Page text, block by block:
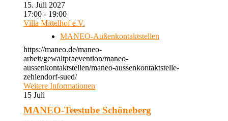
15. Juli 2027
17:00 - 19:00
Villa Mittelhof e.V.
MANEO-Außenkontaktstellen
https://maneo.de/maneo-
arbeit/gewaltpraevention/maneo-
aussenkontaktstellen/maneo-aussenkontaktstelle-
zehlendorf-sued/
Weitere Informationen
15 Juli
MANEO-Teestube Schöneberg